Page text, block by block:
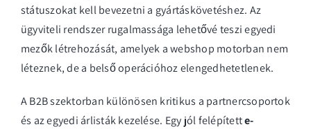
státuszokat kell bevezetni a gyártáskövetéshez. Az
ügyviteli rendszer rugalmassága lehetővé teszi egyedi
mezők létrehozását, amelyek a webshop motorban nem
léteznek, de a belső operációhoz elengedhetetlenek.
A B2B szektorban különösen kritikus a partnercsoportok
és az egyedi árlisták kezelése. Egy jól felépítette-